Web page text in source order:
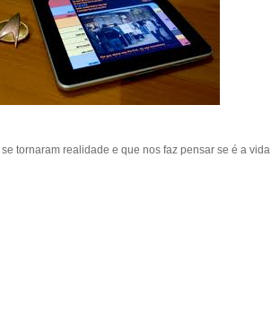
tornaram realidade e que nos faz pensar se é a vida